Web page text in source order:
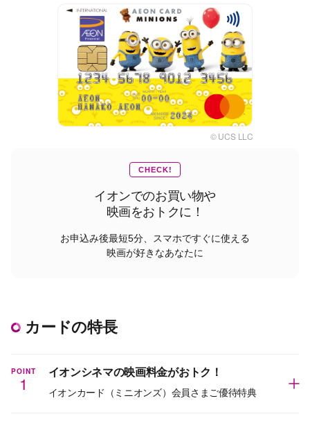
© UCS LLC
CHECK!
イオンでのお買い物や
映画をおトクに！
お申込み後最短5分、 スマホですぐに使える
映画が好きなあなたに
カードの特長
POINT
1
イオンシネマの映画料金がおトク！
イオンカード（ミニオンズ）会員さまご優待特典